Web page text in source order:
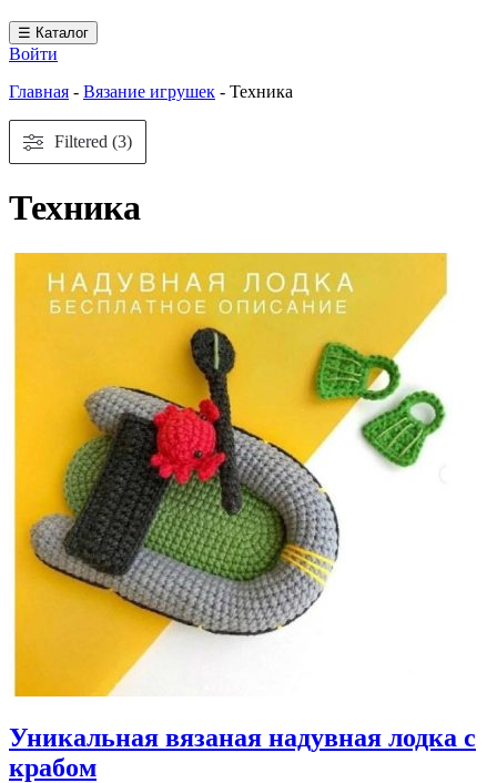
☰ Каталог
Войти
Главная - Вязание игрушек - Техника
Filtered (3)
Техника
Уникальная вязаная надувная лодка с
крабом